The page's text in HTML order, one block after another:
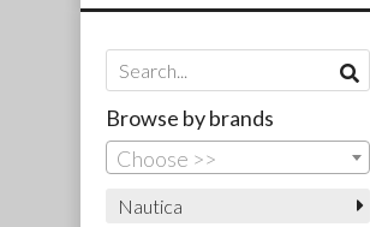
Browse by brands
Choose >>
Nautica